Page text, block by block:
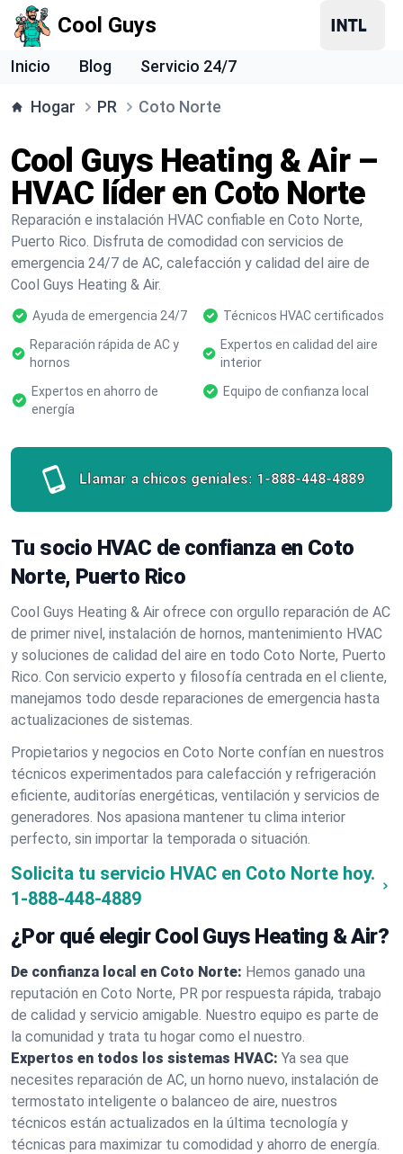
Cool Guys
Inicio Blog Servicio 24/7
Hogar PR Coto Norte
Cool Guys Heating & Air –
HVAC líder en Coto Norte
Reparación e instalación HVAC confiable en Coto Norte,
Puerto Rico. Disfruta de comodidad con servicios de
emergencia 24/7 de AC, calefacción y calidad del aire de
Cool Guys Heating & Air.
Ayuda de emergencia 24/7
Técnicos HVAC certificados
Reparación rápida de AC y
hornos
Expertos en calidad del aire
interior
Expertos en ahorro de
energía
Equipo de confianza local
Llamar a chicos geniales: 1-888-448-4889
Tu socio HVAC de confianza en Coto
Norte, Puerto Rico
Cool Guys Heating & Air ofrece con orgullo reparación de AC
de primer nivel, instalación de hornos, mantenimiento HVAC
y soluciones de calidad del aire en todo Coto Norte, Puerto
Rico. Con servicio experto y filosofía centrada en el cliente,
manejamos todo desde reparaciones de emergencia hasta
actualizaciones de sistemas.
Propietarios y negocios en Coto Norte confían en nuestros
técnicos experimentados para calefacción y refrigeración
eficiente, auditorías energéticas, ventilación y servicios de
generadores. Nos apasiona mantener tu clima interior
perfecto, sin importar la temporada o situación.
Solicita tu servicio HVAC en Coto Norte hoy.
1-888-448-4889
¿Por qué elegir Cool Guys Heating & Air?
De confianza local en Coto Norte: Hemos ganado una
reputación en Coto Norte, PR por respuesta rápida, trabajo
de calidad y servicio amigable. Nuestro equipo es parte de
la comunidad y trata tu hogar como el nuestro.
Expertos en todos los sistemas HVAC: Ya sea que
necesites reparación de AC, un horno nuevo, instalación de
termostato inteligente o balanceo de aire, nuestros
técnicos están actualizados en la última tecnología y
técnicas para maximizar tu comodidad y ahorro de energía.